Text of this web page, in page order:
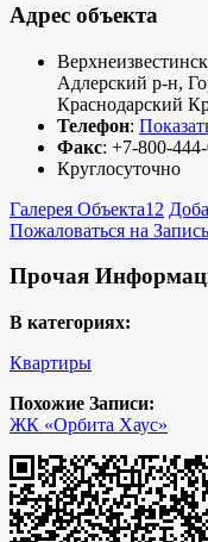
Адрес объекта
Адлерский р-н,
Краснодарский
Телефон:
Факс: +7-800-
Круглосуточно
Галерея Объекта12
Пожаловаться на Запись
Прочая
В категориях:
Квартиры
Похожие Записи:
ЖК «Орбита Хаус»